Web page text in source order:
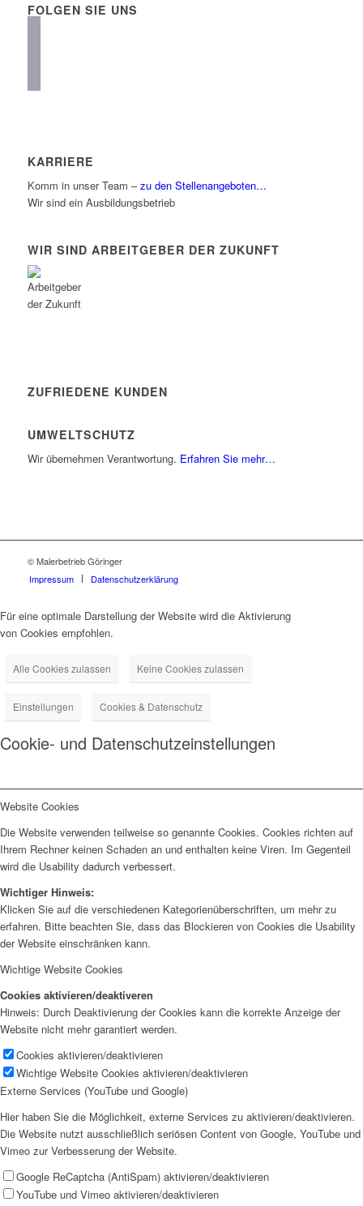
FOLGEN SIE UNS
KARRIERE
Komm in unser Team –zu den Stellenangeboten…
Wir sind ein Ausbildungsbetrieb
WIR SIND ARBEITGEBER DER ZUKUNFT
ZUFRIEDENE KUNDEN
UMWELTSCHUTZ
Wir übernehmen Verantwortung. Erfahren Sie mehr…
© Malerbetrieb Göringer
Impressum
Datenschutzerklärung
Für eine optimale Darstellung der Website wird die Aktivierung
von Cookies empfohlen.
Alle Cookies zulassen Keine Cookies zulassen
Einstellungen Cookies & Datenschutz
Cookie- und Datenschutzeinstellungen
Website Cookies
Die Website verwenden teilweise so genannte Cookies. Cookies richten auf
Ihrem Rechner keinen Schaden an und enthalten keine Viren. Im Gegenteil
wird die Usability dadurch verbessert.
Wichtiger Hinweis:
Klicken Sie auf die verschiedenen Kategorienüberschriften, um mehr zu
erfahren. Bitte beachten Sie, dass das Blockieren von Cookies die Usability
der Website einschränken kann.
Wichtige Website Cookies
Cookies aktivieren/deaktiveren
Hinweis: Durch Deaktivierung der Cookies kann die korrekte Anzeige der
Website nicht mehr garantiert werden.
Cookies aktivieren/deaktivieren
Wichtige Website Cookies aktivieren/deaktivieren
Externe Services (YouTube und Google)
Hier haben Sie die Möglichkeit, externe Services zu aktivieren/deaktivieren.
Die Website nutzt ausschließlich seriösen Content von Google, YouTube und
Vimeo zur Verbesserung der Website.
Google ReCaptcha (AntiSpam) aktivieren/deaktivieren
YouTube und Vimeo aktivieren/deaktivieren